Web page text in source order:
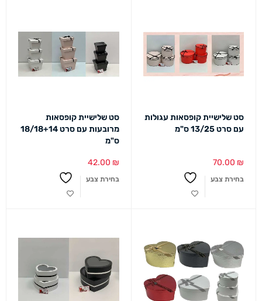
סט שלישיית קופסאות עגולות
עם סרט 13/25 ס"מ
70.00 ₪
בחירת צבע
סט שלישיית קופסאות
מרובעות עם סרט 18/18+14
ס"מ
42.00 ₪
בחירת צבע